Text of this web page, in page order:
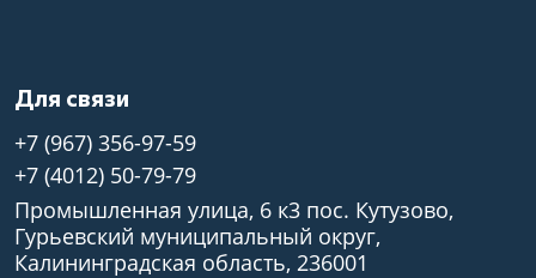
Для связи
+7 (967) 356-97-59
+7 (4012) 50-79-79
Промышленная улица, 6 к3 пос. Кутузово,
Гурьевский муниципальный округ,
Калининградская область, 236001